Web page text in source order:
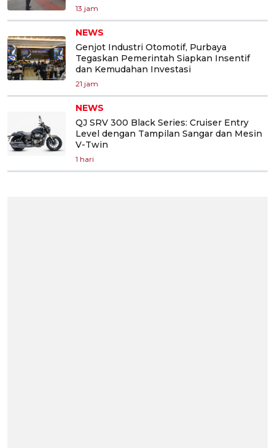
13 jam
NEWS
Genjot Industri Otomotif, Purbaya
Tegaskan Pemerintah Siapkan Insentif
dan Kemudahan Investasi
21 jam
NEWS
QJ SRV 300 Black Series: Cruiser Entry
Level dengan Tampilan Sangar dan Mesin
V-Twin
1 hari